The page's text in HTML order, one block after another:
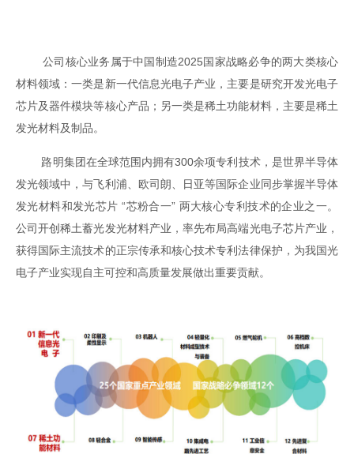
公司核心业务属于中国制造2025国家战略必争的两大类核心
材料领域：一类是新一代信息光电子产业，主要是研究开发光电子
芯片及器件模块等核心产品；另一类是稀土功能材料，主要是稀土
发光材料及制品。
路明集团在全球范围内拥有300余项专利技术，是世界半导体
发光领域中，与飞利浦、欧司朗、日亚等国际企业同步掌握半导体
发光材料和发光芯片 “芯粉合一” 两大核心专利技术的企业之一。
公司开创稀土蓄光发光材料产业，率先布局高端光电子芯片产业，
获得国际主流技术的正宗传承和核心技术专利法律保护，为我国光
电子产业实现自主可控和高质量发展做出重要贡献。